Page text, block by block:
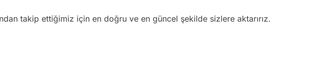
takip ettiğimiz için en doğru ve en güncel şekilde sizlere aktarırız.